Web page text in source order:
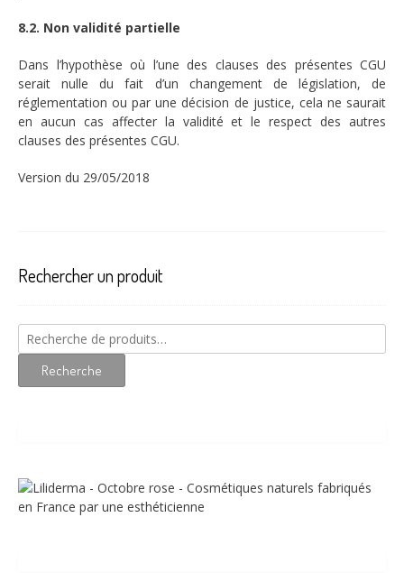
8.2. Non validité partielle
Dans l’hypothèse où l’une des clauses des présentes CGU
serait nulle du fait d’un changement de législation, de
réglementation ou par une décision de justice, cela ne saurait
en aucun cas affecter la validité et le respect des autres
clauses des présentes CGU.
Version du 29/05/2018
Rechercher un produit
Recherche
pour :
Recherche